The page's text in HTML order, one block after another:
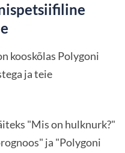
kooskõlas Polygoni
ja teie
"Mis on hulknurk?"
ja "Polygoni